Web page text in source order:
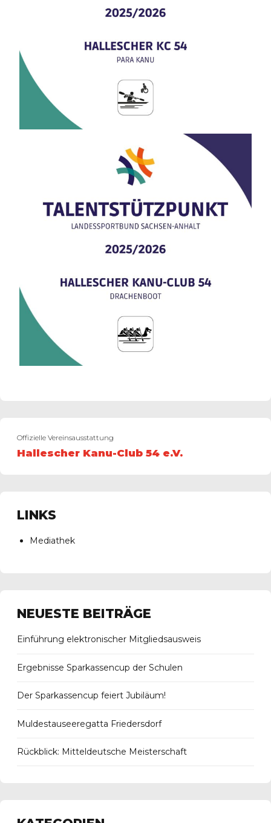
Offizielle Vereinsausstattung
Hallescher Kanu-Club 54 e.V.
LINKS
Mediathek
NEUESTE BEITRÄGE
Einführung elektronischer Mitgliedsausweis
Ergebnisse Sparkassencup der Schulen
Der Sparkassencup feiert Jubiläum!
Muldestauseeregatta Friedersdorf
Rückblick: Mitteldeutsche Meisterschaft